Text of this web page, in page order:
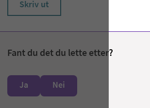
Skriv ut
Fant du det du lette etter?
Ja Nei